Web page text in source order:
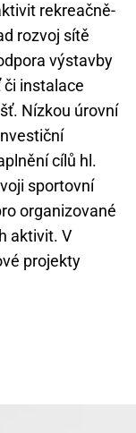
rekreačně-
rozvoj sítě
výstavby
instalace
Nízkou úrovní
cílů hl.
sportovní
organizované
aktivit. V
projekty